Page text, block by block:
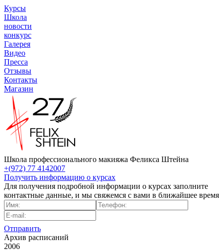
Курсы
Школа
новости
конкурс
Галерея
Видео
Пресса
Отзывы
Контакты
Магазин
Школа профессионального макияжа Феликса Штейна
+(972) 77 4142007
Получить информацию о курсах
Для получения подробной информации о курсах заполните
контактные данные, и мы свяжемся с вами в ближайшее время
Отправить
Архив расписаний
2006